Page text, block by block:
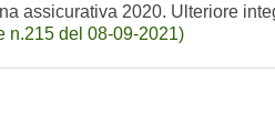
assicurativa 2020. Ulteriore
n.215 del 08-09-2021)